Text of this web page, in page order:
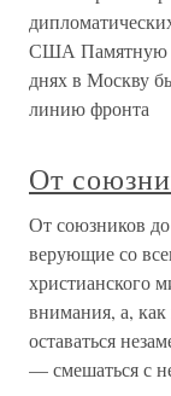
США Памятную
днях в Москву
линию фронта
От
От союзников
верующие со
христианского
внимания, а,
оставаться
— смешаться с